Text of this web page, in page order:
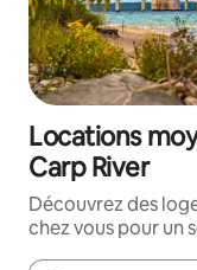
Locations
Carp River
Découvrez des
chez vous pour un